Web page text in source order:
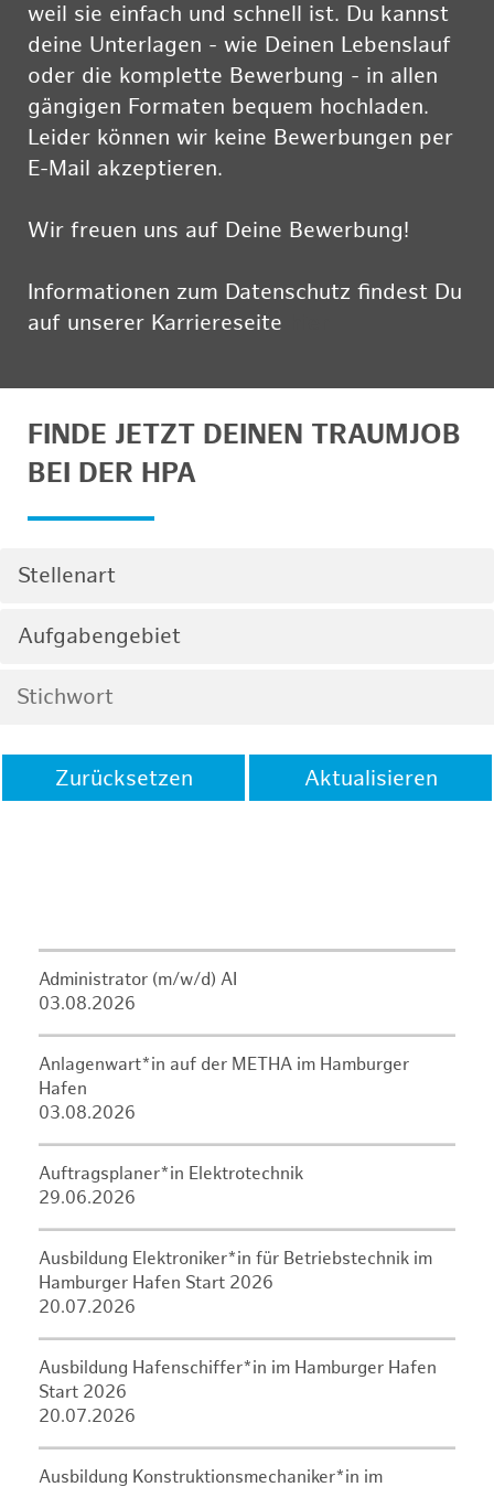
weil sie einfach und schnell ist. Du kannst
deine Unterlagen - wie Deinen Lebenslauf
oder die komplette Bewerbung - in allen
gängigen Formaten bequem hochladen.
Leider können wir keine Bewerbungen per
E-Mail akzeptieren.
Wir freuen uns auf Deine Bewerbung!
Informationen zum Datenschutz findest Du
auf unserer Karriereseite
FINDE JETZT DEINEN TRAUMJOB
BEI DER HPA
Stellenart
Aufgabengebiet
Zurücksetzen Aktualisieren
Administrator (m/w/d) AI
03.08.2026
Anlagenwart*in auf der METHA im Hamburger
Hafen
03.08.2026
Auftragsplaner*in Elektrotechnik
29.06.2026
Ausbildung Elektroniker*in für Betriebstechnik im
Hamburger Hafen Start 2026
20.07.2026
Ausbildung Hafenschiffer*in im Hamburger Hafen
Start 2026
20.07.2026
Ausbildung Konstruktionsmechaniker*in im